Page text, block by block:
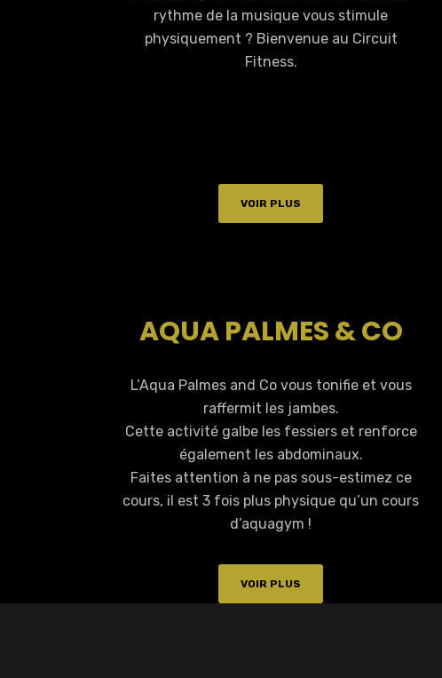
rythme de la musique vous stimule
physiquement ? Bienvenue au Circuit
Fitness.
VOIR PLUS
AQUA PALMES & CO
L’Aqua Palmes and Co vous tonifie et vous
raffermit les jambes.
Cette activité galbe les fessiers et renforce
également les abdominaux.
Faites attention à ne pas sous-estimez ce
cours, il est 3 fois plus physique qu’un cours
d’aquagym !
VOIR PLUS